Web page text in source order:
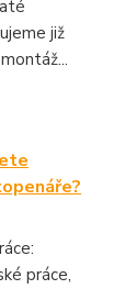
již
práce,